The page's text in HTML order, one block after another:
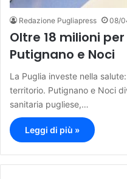
Redazione Pugliapress 08/
Oltre 18 milioni
Putignano e Noci
La Puglia investe nella
territorio. Putignano e Noci
sanitaria pugliese,…
Leggi di più »